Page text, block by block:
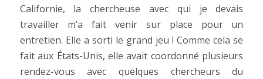
Californie, la chercheuse avec qui je devais
travailler m’a fait venir sur place pour un
entretien. Elle a sorti le grand jeu ! Comme cela se
fait aux États-Unis, elle avait coordonné plusieurs
rendez-vous avec quelques chercheurs du